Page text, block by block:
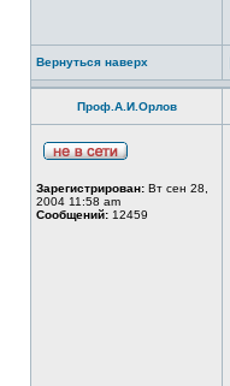
Вернуться наверх
Проф.А.И.Орлов
Зарегистрирован: Вт сен 28,
2004 11:58 am
Сообщений: 12459